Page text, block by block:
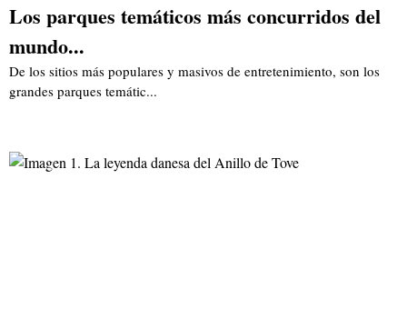
Los parques temáticos más concurridos del
mundo...
De los sitios más populares y masivos de entretenimiento, son los
grandes parques temátic...